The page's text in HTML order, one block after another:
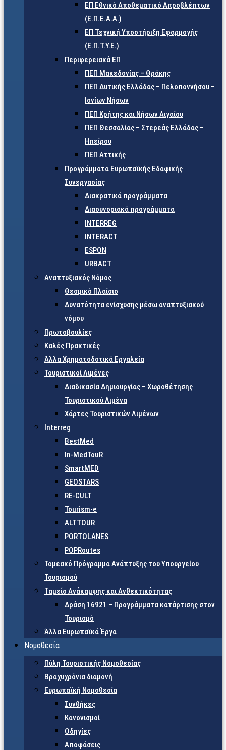
ΕΠ Εθνικό Αποθεματικό Απροβλέπτων
(Ε.Π.Ε.Α.Α.)
ΕΠ Τεχνική Υποστήριξη Εφαρμογής
(Ε.Π.Τ.Υ.Ε.)
Περιφερειακά ΕΠ
ΠΕΠ Μακεδονίας – Θράκης
ΠΕΠ Δυτικής Ελλάδας – Πελοποννήσου –
Ιονίων Νήσων
ΠΕΠ Κρήτης και Νήσων Αιγαίου
ΠΕΠ Θεσσαλίας – Στερεάς Ελλάδας –
Ηπείρου
ΠΕΠ Αττικής
Προγράμματα Ευρωπαϊκής Εδαφικής
Συνεργασίας
Διακρατικά προγράμματα
Διασυνοριακά προγράμματα
INTERREG
INTERACT
ESPON
URBACT
Αναπτυξιακός Νόμος
Θεσμικό Πλαίσιο
Δυνατότητα ενίσχυσης μέσω αναπτυξιακού
νόμου
Πρωτοβουλίες
Καλές Πρακτικές
Άλλα Χρηματοδοτικά Εργαλεία
Τουριστικοί Λιμένες
Διαδικασία Δημιουργίας – Χωροθέτησης
Τουριστικού Λιμένα
Χάρτες Τουριστικών Λιμένων
Interreg
BestMed
In-MedTouR
SmartMED
GEOSTARS
RE-CULT
Tourism-e
ALTTOUR
PORTOLANES
POPRoutes
Τομεακό Πρόγραμμα Ανάπτυξης του Υπουργείου
Τουρισμού
Ταμείο Ανάκαμψης και Ανθεκτικότητας
Δράση 16921 – Προγράμματα κατάρτισης στον
Τουρισμό
Άλλα Ευρωπαϊκά Έργα
Νομοθεσία
Πύλη Τουριστικής Νομοθεσίας
Βραχυχρόνια διαμονή
Ευρωπαϊκή Νομοθεσία
Συνθήκες
Κανονισμοί
Οδηγίες
Αποφάσεις